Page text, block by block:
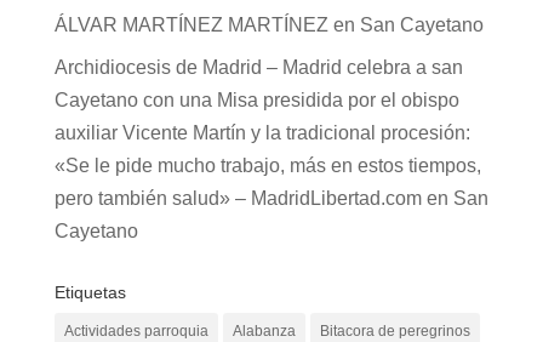
ÁLVAR MARTÍNEZ MARTÍNEZ en San Cayetano
Archidiocesis de Madrid – Madrid celebra a san
Cayetano con una Misa presidida por el obispo
auxiliar Vicente Martín y la tradicional procesión:
«Se le pide mucho trabajo, más en estos tiempos,
pero también salud» – MadridLibertad.comen San
Cayetano
Etiquetas
Actividades parroquia Alabanza Bitacora de peregrinos